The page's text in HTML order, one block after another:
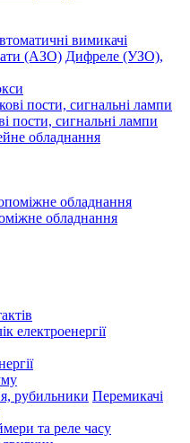
вимикачі
Дифреле (УЗО),
пости, сигнальні лампи
обладнання
обладнання
електроенергії
Перемикачі
та реле часу